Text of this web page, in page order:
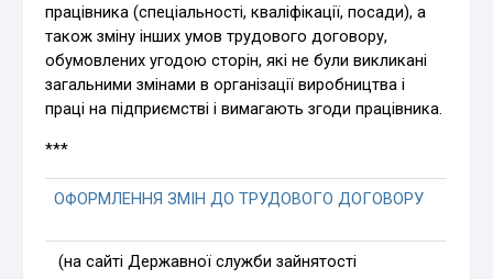
працівника (спеціальності, кваліфікації, посади), а
також зміну інших умов трудового договору,
обумовлених угодою сторін, які не були викликані
загальними змінами в організації виробництва і
праці на підприємстві і вимагають згоди працівника.
***
ОФОРМЛЕННЯ ЗМІН ДО ТРУДОВОГО ДОГОВОРУ
(на сайті Державної служби зайнятості